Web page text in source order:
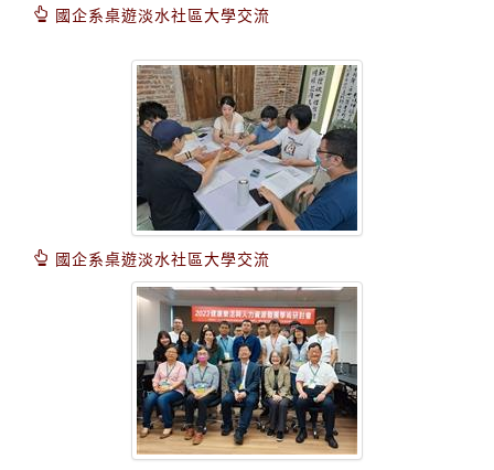
國企系桌遊淡水社區大學交流
國企系桌遊淡水社區大學交流